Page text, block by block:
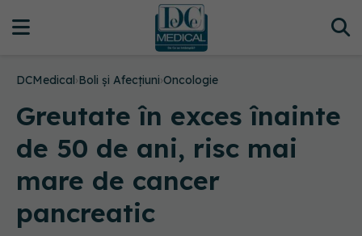
DCMedical›Boli și Afecțiuni›Oncologie
Greutate în exces înainte
de 50 de ani, risc mai
mare de cancer
pancreatic